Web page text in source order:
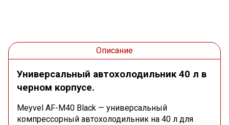
Описание
Универсальный автохолодильник 40 л в
черном корпусе.
Meyvel AF-M40 Black — универсальный
компрессорный автохолодильник на 40 л для